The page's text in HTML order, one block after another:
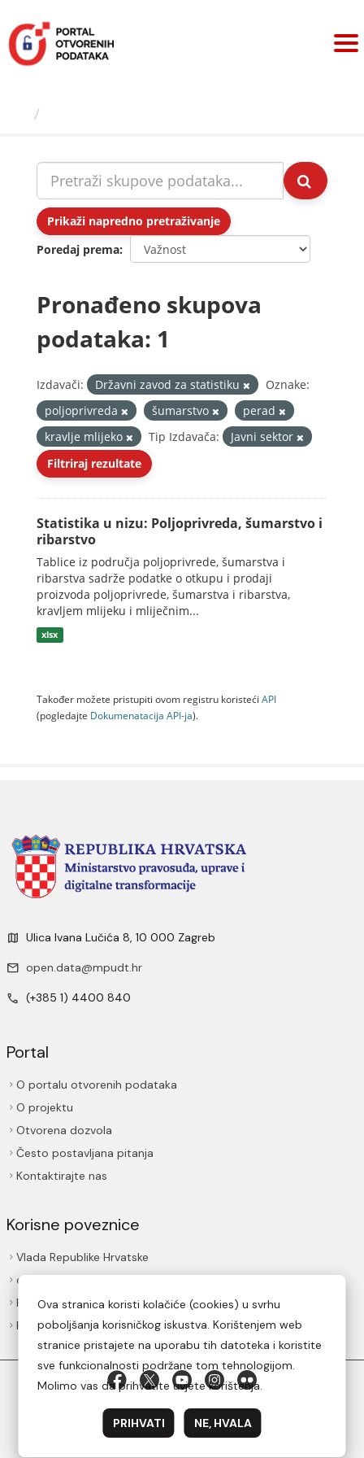
sadržaj
Prikaži napredno pretraživanje
Poredaj prema
Pronađeno skupova
podataka: 1
Izdavači: Državni zavod za statistiku
Oznake:
poljoprivreda
šumarstvo
perad
kravlje mlijeko
Tip Izdavača:
Javni sektor
Filtriraj rezultate
Statistika u nizu: Poljoprivreda, šumarstvo i
ribarstvo
Tablice iz područja poljoprivrede, šumarstva i
ribarstva sadrže podatke o otkupu i prodaji
proizvoda poljoprivrede, šumarstva i ribarstva,
kravljem mlijeku i mliječnim...
xlsx
Također možete pristupiti ovom registru koristeći API
(pogledajte Dokumenаtаcijа API-jа).